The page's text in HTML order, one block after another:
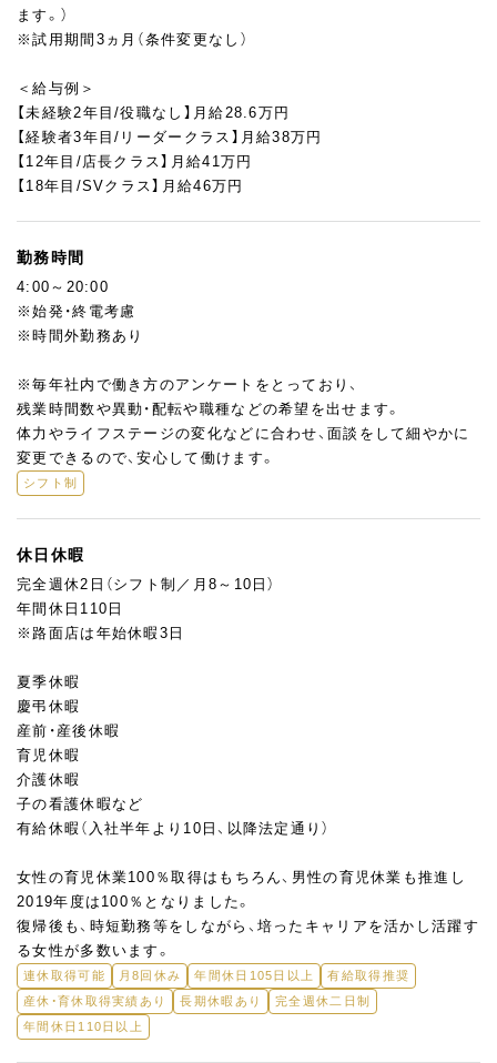
また、製造スタッフにも販売・接客業務をお願いしています。
機会であり、作り手からもこだわりやおすすめポイントをお伝え
できるチャンスですので、積極的にチャレンジしてください♪
ます。）
※試用期間3ヵ月（条件変更なし）
＜給与例＞
【未経験2年目/役職なし】月給28.6万円
【経験者3年目/リーダークラス】月給38万円
【12年目/店長クラス】月給41万円
【18年目/SVクラス】月給46万円
勤務時間
4:00～20:00
※始発・終電考慮
※時間外勤務あり
※毎年社内で働き方のアンケートをとっており、
残業時間数や異動・配転や職種などの希望を出せます。
体力やライフステージの変化などに合わせ、面談をして細やかに
変更できるので、安心して働けます。
シフト制
休日休暇
完全週休2日（シフト制／月8～10日）
年間休日110日
※路面店は年始休暇3日
夏季休暇
慶弔休暇
産前・産後休暇
育児休暇
介護休暇
子の看護休暇など
有給休暇（入社半年より10日、以降法定通り）
女性の育児休業100％取得はもちろん、男性の育児休業も推進し
2019年度は100％となりました。
復帰後も、時短勤務等をしながら、培ったキャリアを活かし活躍す
る女性が多数います。
連休取得可能 月8回休み 年間休日105日以上
有給取得推奨
産休・育休取得実績あり
長期休暇あり
完全週休二日制
年間休日110日以上